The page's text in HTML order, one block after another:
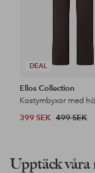
DEAL
Ellos Collection
Kostymbyxor med
399 SEK 499 SEK
Upptäck våra